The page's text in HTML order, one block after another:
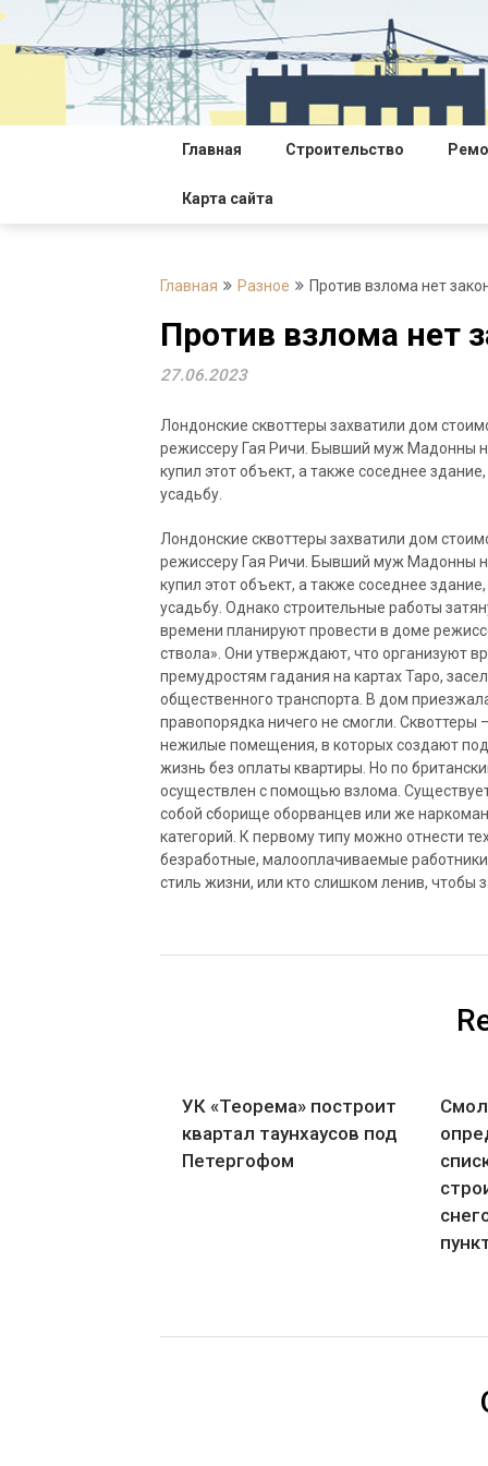
Перейти
содержимому
Главная Строительство
Карта сайта
Главная Разное Против взлома нет
Против взлома нет
27.06.2023
Лондонские сквоттеры захватили дом
режиссеру Гая Ричи. Бывший муж Мадонны
купил этот объект, а также соседнее
усадьбу.
Лондонские сквоттеры захватили дом
режиссеру Гая Ричи. Бывший муж Мадонны
купил этот объект, а также соседнее
усадьбу. Однако строительные работы
времени планируют провести в доме
ствола». Они утверждают, что организуют
премудростям гадания на картах Таро,
общественного транспорта. В дом
правопорядка ничего не смогли.
нежилые помещения, в которых создают
жизнь без оплаты квартиры. Но по
осуществлен с помощью взлома.
собой сборище оборванцев или же
категорий. К первому типу можно отнести
безработные, малооплачиваемые
стиль жизни, или кто слишком ленив, чтобы
УК «Теорема» построит
квартал таунхаусов под
Петергофом